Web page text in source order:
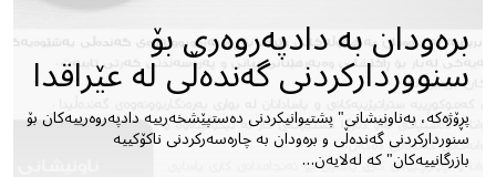
برەودان بە دادپەروەرى بۆ
سنووردارکردنى گەندەڵى لە عێراقدا
پڕۆژەکە، بەناونیشانى" پشتیوانیکردنى دەستپێشخەرییە دادپەروەرییەکان بۆ
سنوردارکردنى گەندەڵى و برەودان بە چارەسەرکردنى ناکۆکییە
بازرگانییەکان" کە لەلایەن…